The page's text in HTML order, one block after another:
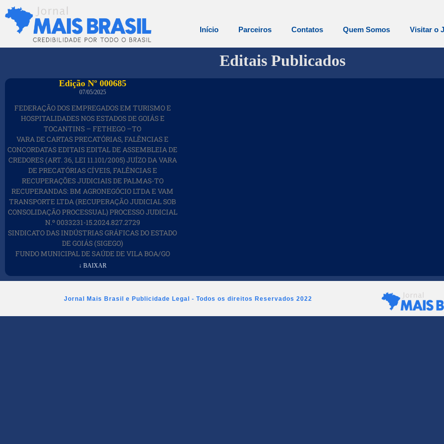
Início Parceiros Contatos Quem Somos Visitar o
Editais Publicados
Edição Nº 000685
07/05/2025
FEDERAÇÃO DOS EMPREGADOS EM TURISMO E
HOSPITALIDADES NOS ESTADOS DE GOIÁS E
TOCANTINS – FETHEGO –TO
VARA DE CARTAS PRECATÓRIAS, FALÊNCIAS E
CONCORDATAS EDITAIS EDITAL DE ASSEMBLEIA DE
CREDORES (ART. 36, LEI 11.101/2005) JUÍZO DA VARA
DE PRECATÓRIAS CÍVEIS, FALÊNCIAS E
RECUPERAÇÕES JUDICIAIS DE PALMAS-TO
RECUPERANDAS: BM AGRONEGÓCIO LTDA E VAM
TRANSPORTE LTDA (RECUPERAÇÃO JUDICIAL SOB
CONSOLIDAÇÃO PROCESSUAL) PROCESSO JUDICIAL
N.º 0033231-15.2024.827.2729
SINDICATO DAS INDÚSTRIAS GRÁFICAS DO ESTADO
DE GOIÁS (SIGEGO)
FUNDO MUNICIPAL DE SAÚDE DE VILA BOA/GO
↓ BAIXAR
Jornal Mais Brasil e Publicidade Legal - Todos os direitos Reservados 2022